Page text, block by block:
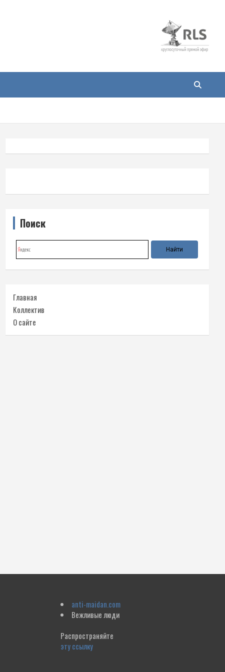
Поиск
Главная
Коллектив
О сайте
anti-maidan.com
Вежливые люди
Распространяйте
эту ссылку